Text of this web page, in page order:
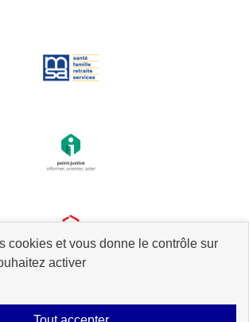
cookies et vous donne le contrôle sur
activer